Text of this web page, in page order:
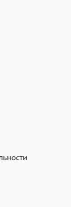
таурин,
D3, E),